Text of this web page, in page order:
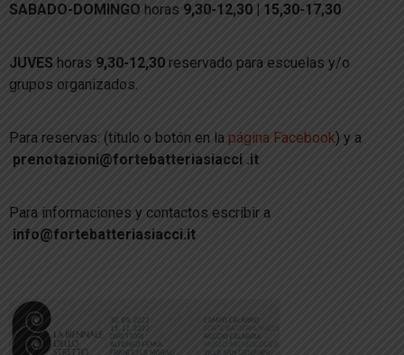
SABADO-DOMINGO horas 9,30-12,30 | 15,30-17,30
JUVES horas 9,30-12,30 reservado para escuelas y/o
grupos organizados.
Para reservas: (título o botón en la página Facebook) y a
prenotazioni@fortebatteriasiacci .it
Para informaciones y contactos escribir a
info@fortebatteriasiacci.it